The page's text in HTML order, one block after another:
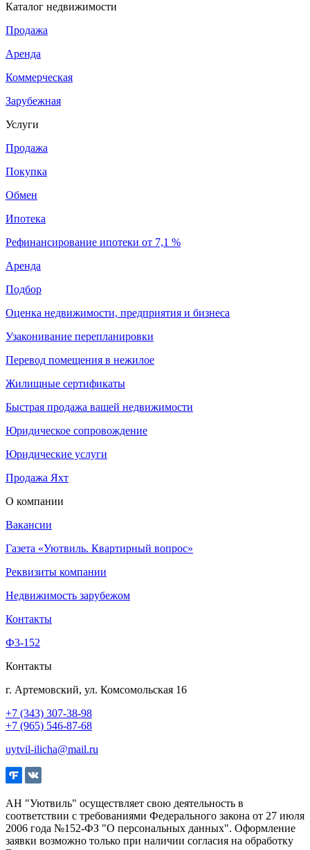
Каталог недвижимости
Продажа
Аренда
Коммерческая
Зарубежная
Услуги
Продажа
Покупка
Обмен
Ипотека
Рефинансирование ипотеки от 7,1 %
Аренда
Подбор
Оценка недвижимости, предприятия и бизнеса
Узаконивание перепланировки
Перевод помещения в нежилое
Жилищные сертификаты
Быстрая продажа вашей недвижимости
Юридическое сопровождение
Юридические услуги
Продажа Яхт
О компании
Вакансии
Газета «Уютвиль. Квартирный вопрос»
Реквизиты компании
Недвижимость зарубежом
Контакты
Ф3-152
Контакты
г. Артемовский, ул. Комсомольская 16
+7 (343) 307-38-98
+7 (965) 546-87-68
uytvil-ilicha@mail.ru
АН "Уютвиль" осуществляет свою деятельность в
соответствии с требованиями Федерального закона от 27 июля
2006 года №152-ФЗ "О персональных данных". Оформление
заявки возможно только при наличии согласия на обработку